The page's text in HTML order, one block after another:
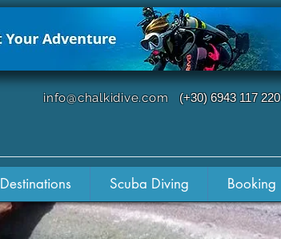
info@chalkidive.com (+30) 6943 117 220
Destinations Scuba Diving Booking